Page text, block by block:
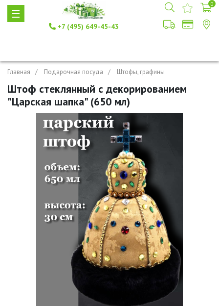
+7 (495) 649-45-43
0
Главная Подарочная посуда Штофы, графины
Штоф стеклянный с декорированием
"Царская шапка" (650 мл)